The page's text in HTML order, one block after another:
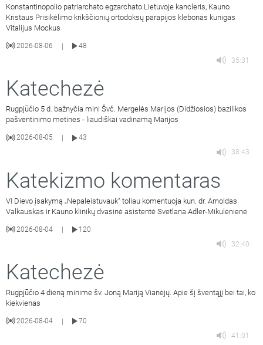
Konstantinopolio patriarchato egzarchato Lietuvoje kancleris, Kauno
Kristaus Prisikėlimo krikščionių ortodoksų parapijos klebonas kunigas
Vitalijus Mockus
2026-08-06 |
48
35:31
Katechezė
Rugpjūčio 5 d. bažnyčia mini Švč. Mergelės Marijos (Didžiosios) bazilikos
pašventinimo metines - liaudiškai vadinamą Marijos
2026-08-05
43
38:43
Katekizmo komentaras
VI Dievo įsakymą „Nepaleistuvauk“ toliau komentuoja kun. dr. Arnoldas
Valkauskas ir Kauno klinikų dvasinė asistentė Svetlana Adler-Mikulėnienė.
2026-08-04
120
32:40
Katechezė
Rugpjūčio 4 dieną minime šv. Joną Mariją Vianėjų. Apie šį šventąjį bei tai, ko
kiekvienas
2026-08-04 |
70
41:01